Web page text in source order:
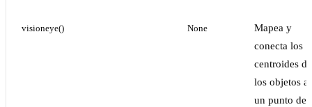
visioneye() None
Mapea y
conecta los
centroides de
los objetos a
un punto de